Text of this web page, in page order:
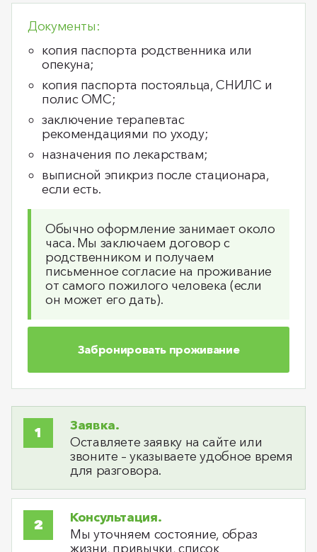
Документы:
копия паспорта родственника или
опекуна;
копия паспорта постояльца, СНИЛС и
полис ОМС;
заключение терапевтас
рекомендациями по уходу;
назначения по лекарствам;
выписной эпикриз после стационара,
если есть.
Обычно оформление занимает около
часа. Мы заключаем договор с
родственником и получаем
письменное согласие на проживание
от самого пожилого человека (если
он может его дать).
Забронировать проживание
Заявка.
Оставляете заявку на сайте или
звоните – указываете удобное время
для разговора.
Консультация.
Мы уточняем состояние, образ
жизни, привычки, список